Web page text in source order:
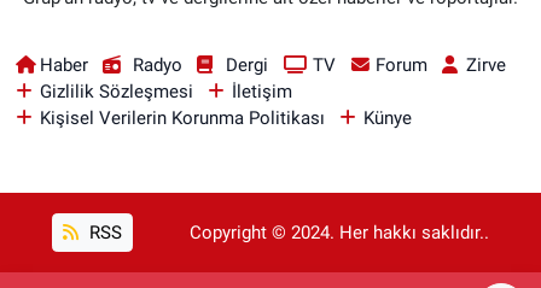
Haber Radyo Dergi TV Forum
Zirve
Gizlilik Sözleşmesi
İletişim
Kişisel Verilerin Korunma Politikası
Künye
RSS Copyright © 2024. Her hakkı saklıdır..